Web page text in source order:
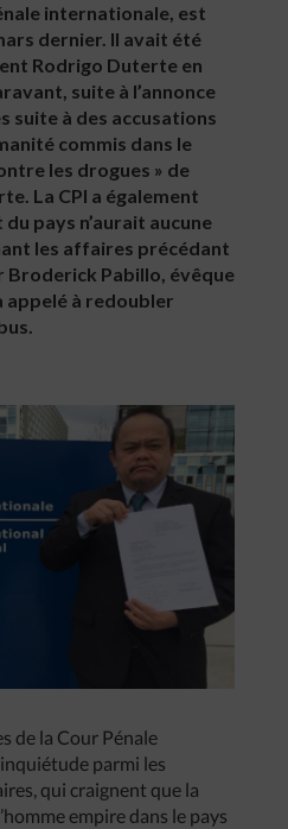
internationale, est
dernier. Il avait été
Rodrigo Duterte en
suite à l’annonce
suite à des accusations
commis dans le
les drogues » de
La CPI a également
pays n’aurait aucune
les affaires précédant
Pabillo, évêque
appelé à redoubler
de la Cour Pénale
parmi les
qui craignent que la
empire dans le pays